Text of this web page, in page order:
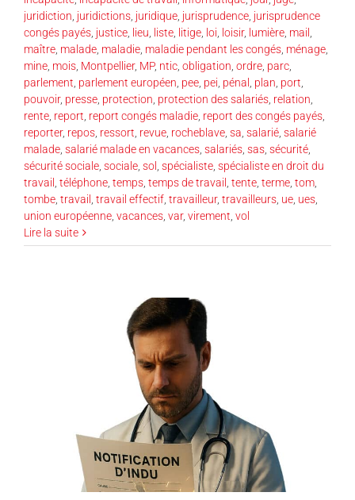
juridiction, juridictions, juridique, jurisprudence, jurisprudence
congés payés, justice, lieu, liste, litige, loi, loisir, lumière, mail ,
maître, malade, maladie, maladie pendant les congés, ménage,
mine, mois, Montpellier, MP, ntic, obligation, ordre, parc,
parlement, parlement européen, pee, pei, pénal , plan, port,
pouvoir, presse, protection, protection des salariés, relation,
rente, report, report congés maladie, report des congés payés,
reporter, repos, ressort, revue, rocheblave, sa, salarié, salarié
malade, salarié malade en vacances, salariés, sas, sécurité,
sécurité sociale, sociale, sol , spécialiste, spécialiste en droit du
travail , téléphone, temps, temps de travail , tente, terme, tom,
tombe, travail , travail effectif, travailleur, travailleurs, ue, ues,
union européenne, vacances, var, virement, vol
Lire la suite